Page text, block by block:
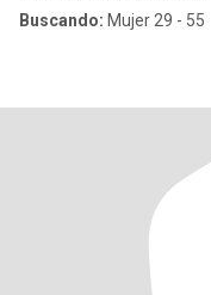
Buscando: Mujer 29 - 55